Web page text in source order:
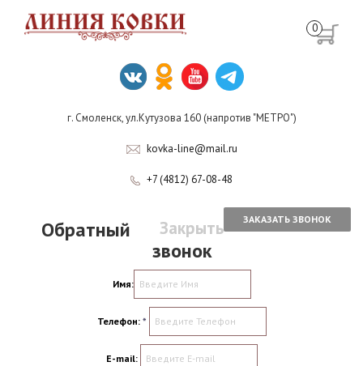
г. Смоленск, ул.Кутузова 160 (напротив "МЕТРО")
kovka-line@mail.ru
+7 (4812) 67-08-48
ЗАКАЗАТЬ ЗВОНОК
Закрыть
Обратный
звонок
Имя:
Телефон: *
E-mail:
0